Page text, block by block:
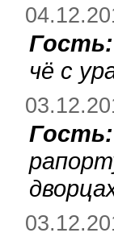
Гость:
чё с
Гость: